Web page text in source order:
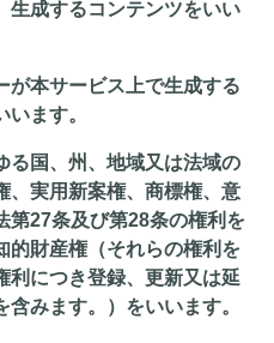
生成するコンテンツをいい
が本サービス上で生成する
ます。
る国、州、地域又は法域の
、実用新案権、商標権、意
第27条及び第28条の権利を
的財産権（それらの権利を
利につき登録、更新又は延
みます。）をいいます。